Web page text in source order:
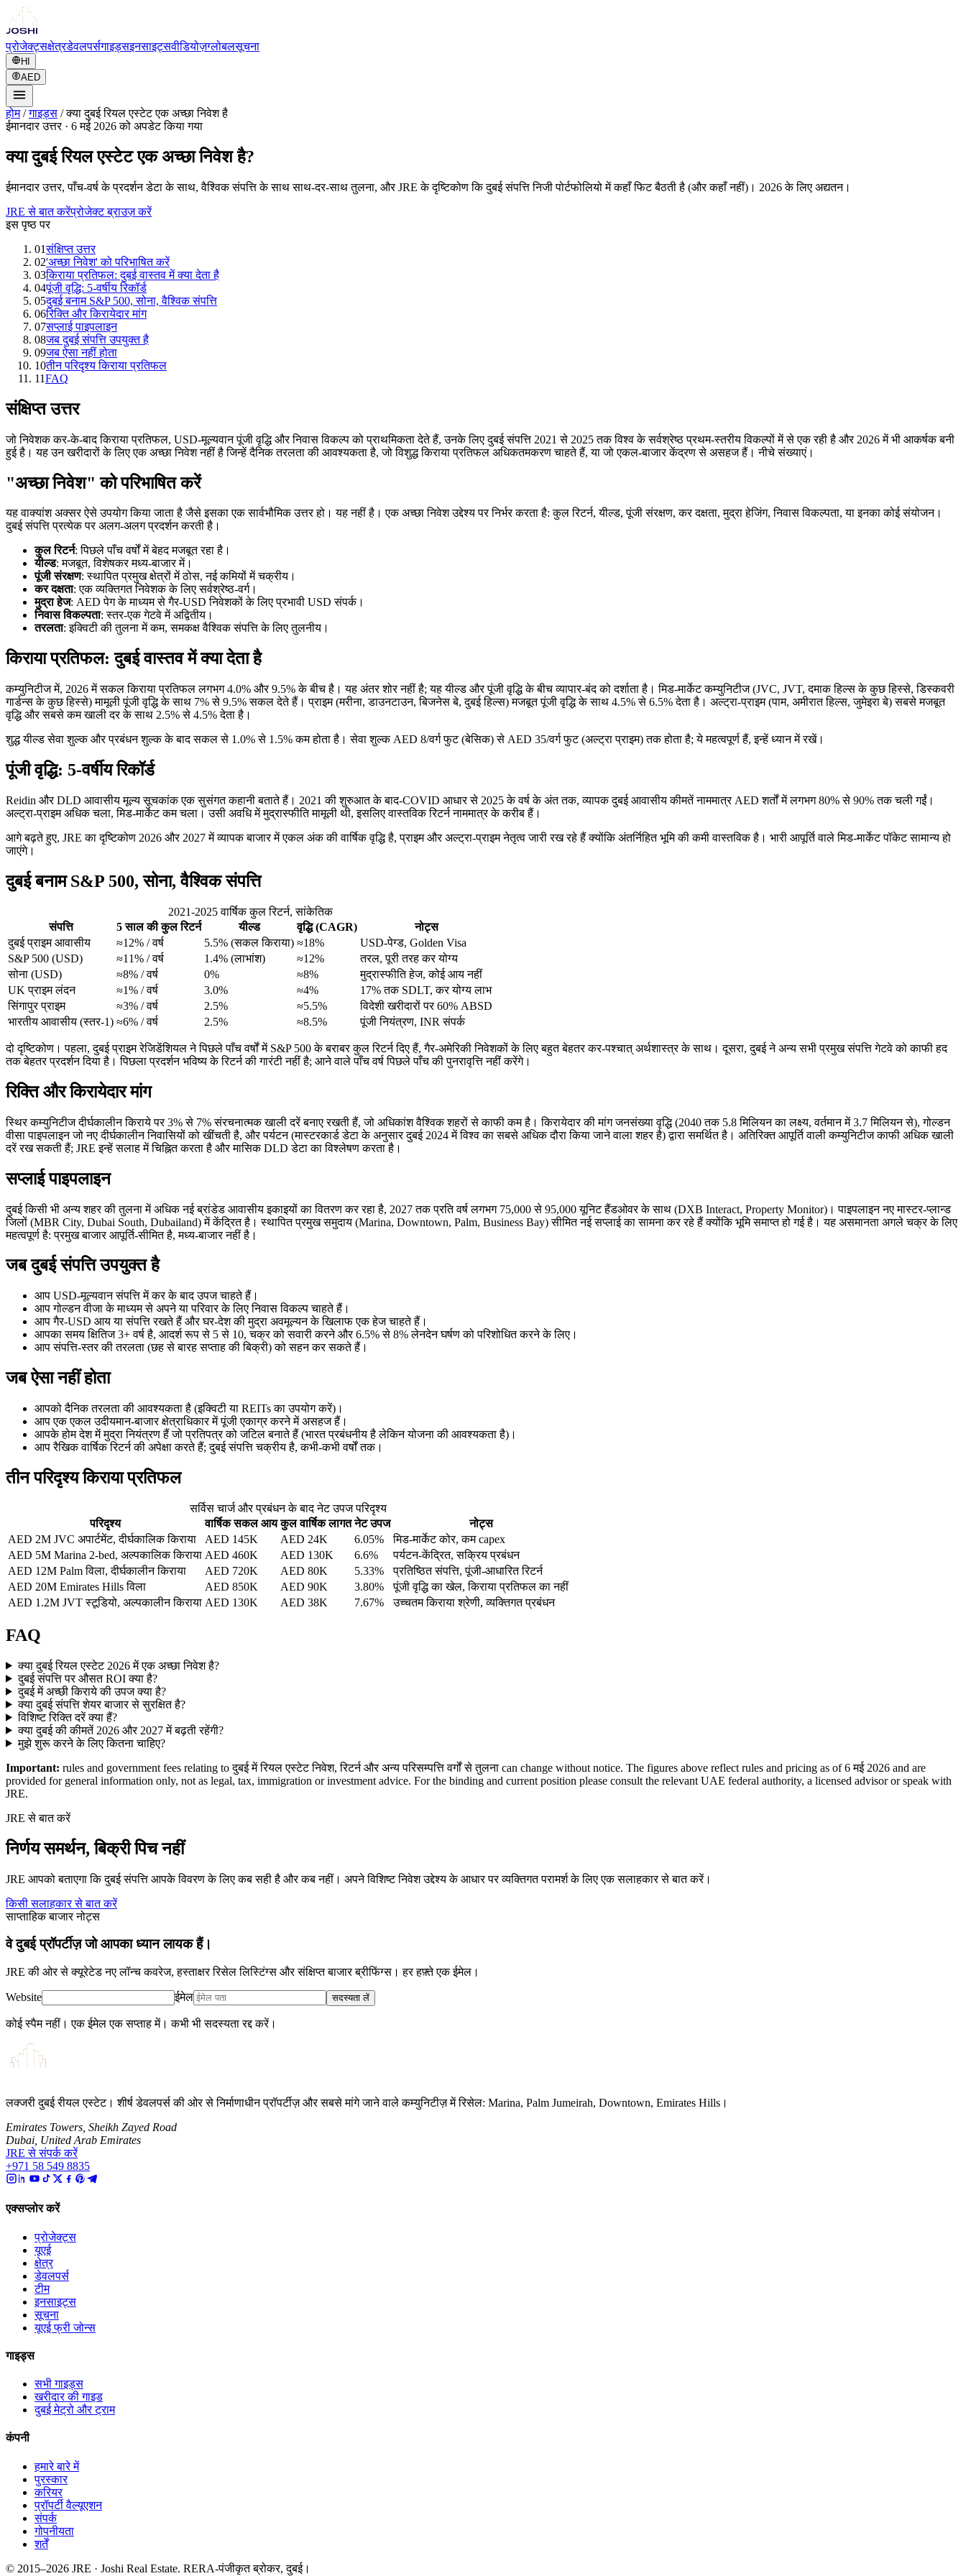
प्रोजेक्ट्सक्षेत्रडेवलपर्सगाइड्सइनसाइट्सवीडियोज़ग्लोबलसूचना
HI
AED
होम/ गाइड्स /क्या दुबई रियल एस्टेट एक अच्छा निवेश है
ईमानदार उत्तर· 6 मई 2026 को अपडेट किया गया
क्या दुबई रियल एस्टेट एक अच्छा निवेश है?
ईमानदार उत्तर, पाँच-वर्ष के प्रदर्शन डेटा के साथ, वैश्विक संपत्ति के साथ साथ-दर-साथ तुलना, और JRE के दृष्टिकोण कि दुबई संपत्ति निजी पोर्टफोलियो में कहाँ फिट बैठती है (और कहाँ नहीं)। 2026 के लिए अद्यतन।
JRE से बात करेंप्रोजेक्ट ब्राउज़ करें
इस पृष्ठ पर
01संक्षिप्त उत्तर
02'अच्छा निवेश' को परिभाषित करें
03किराया प्रतिफल: दुबई वास्तव में क्या देता है
04पूंजी वृद्धि: 5-वर्षीय रिकॉर्ड
05दुबई बनाम S&P 500, सोना, वैश्विक संपत्ति
06रिक्ति और किरायेदार मांग
07सप्लाई पाइपलाइन
08जब दुबई संपत्ति उपयुक्त है
09जब ऐसा नहीं होता
10तीन परिदृश्य किराया प्रतिफल
11FAQ
संक्षिप्त उत्तर
जो निवेशक कर-के-बाद किराया प्रतिफल, USD-मूल्यवान पूंजी वृद्धि और निवास विकल्प को प्राथमिकता देते हैं, उनके लिए दुबई संपत्ति 2021 से 2025 तक विश्व के सर्वश्रेष्ठ प्रथम-स्तरीय विकल्पों में से एक रही है और 2026 में भी आकर्षक बनी
हुई है। यह उन खरीदारों के लिए एक अच्छा निवेश नहीं है जिन्हें दैनिक तरलता की आवश्यकता है, जो विशुद्ध किराया प्रतिफल अधिकतमकरण चाहते हैं, या जो एकल-बाजार केंद्रण से असहज हैं। नीचे संख्याएं।
"अच्छा निवेश" को परिभाषित करें
यह वाक्यांश अक्सर ऐसे उपयोग किया जाता है जैसे इसका एक सार्वभौमिक उत्तर हो। यह नहीं है। एक अच्छा निवेश उद्देश्य पर निर्भर करता है: कुल रिटर्न, यील्ड, पूंजी संरक्षण, कर दक्षता, मुद्रा हेजिंग, निवास विकल्पता, या इनका कोई संयोजन।
दुबई संपत्ति प्रत्येक पर अलग-अलग प्रदर्शन करती है।
कुल रिटर्न: पिछले पाँच वर्षों में बेहद मजबूत रहा है।
यील्ड: मजबूत, विशेषकर मध्य-बाजार में।
पूंजी संरक्षण: स्थापित प्रमुख क्षेत्रों में ठोस, नई कमियों में चक्रीय।
कर दक्षता: एक व्यक्तिगत निवेशक के लिए सर्वश्रेष्ठ-वर्ग।
मुद्रा हेज: AED पेग के माध्यम से गैर-USD निवेशकों के लिए प्रभावी USD संपर्क।
निवास विकल्पता: स्तर-एक गेटवे में अद्वितीय।
तरलता: इक्विटी की तुलना में कम, समकक्ष वैश्विक संपत्ति के लिए तुलनीय।
किराया प्रतिफल: दुबई वास्तव में क्या देता है
कम्युनिटीज में, 2026 में सकल किराया प्रतिफल लगभग 4.0% और 9.5% के बीच है। यह अंतर शोर नहीं है; यह यील्ड और पूंजी वृद्धि के बीच व्यापार-बंद को दर्शाता है। मिड-मार्केट कम्युनिटीज (JVC, JVT, दमाक हिल्स के कुछ हिस्से, डिस्कवरी
गार्डन्स के कुछ हिस्से) मामूली पूंजी वृद्धि के साथ 7% से 9.5% सकल देते हैं। प्राइम (मरीना, डाउनटाउन, बिजनेस बे, दुबई हिल्स) मजबूत पूंजी वृद्धि के साथ 4.5% से 6.5% देता है। अल्ट्रा-प्राइम (पाम, अमीरात हिल्स, जुमेइरा बे) सबसे मजबूत
वृद्धि और सबसे कम खाली दर के साथ 2.5% से 4.5% देता है।
शुद्ध यील्ड सेवा शुल्क और प्रबंधन शुल्क के बाद सकल से 1.0% से 1.5% कम होता है। सेवा शुल्क AED 8/वर्ग फुट (बेसिक) से AED 35/वर्ग फुट (अल्ट्रा प्राइम) तक होता है; ये महत्वपूर्ण हैं, इन्हें ध्यान में रखें।
पूंजी वृद्धि: 5-वर्षीय रिकॉर्ड
Reidin और DLD आवासीय मूल्य सूचकांक एक सुसंगत कहानी बताते हैं। 2021 की शुरुआत के बाद-COVID आधार से 2025 के वर्ष के अंत तक, व्यापक दुबई आवासीय कीमतें नाममात्र AED शर्तों में लगभग 80% से 90% तक चली गईं।
अल्ट्रा-प्राइम अधिक चला, मिड-मार्केट कम चला। उसी अवधि में मुद्रास्फीति मामूली थी, इसलिए वास्तविक रिटर्न नाममात्र के करीब हैं।
आगे बढ़ते हुए, JRE का दृष्टिकोण 2026 और 2027 में व्यापक बाजार में एकल अंक की वार्षिक वृद्धि है, प्राइम और अल्ट्रा-प्राइम नेतृत्व जारी रख रहे हैं क्योंकि अंतर्निहित भूमि की कमी वास्तविक है। भारी आपूर्ति वाले मिड-मार्केट पॉकेट सामान्य हो
जाएंगे।
दुबई बनाम S&P 500, सोना, वैश्विक संपत्ति
2021-2025 वार्षिक कुल रिटर्न, सांकेतिक
संपत्ति
5 साल की कुल रिटर्न यील्ड वृद्धि (CAGR)
नोट्स
दुबई प्राइम आवासीय
≈12% / वर्ष 5.5% (सकल किराया) ≈18%
USD-पेग्ड, Golden Visa
S&P 500 (USD)
≈11% / वर्ष 1.4% (लाभांश) ≈12%
तरल, पूरी तरह कर योग्य
सोना (USD)
≈8% / वर्ष 0% ≈8%
मुद्रास्फीति हेज, कोई आय नहीं
UK प्राइम लंदन
≈1% / वर्ष 3.0% ≈4%
17% तक SDLT, कर योग्य लाभ
सिंगापुर प्राइम
≈3% / वर्ष 2.5% ≈5.5%
विदेशी खरीदारों पर 60% ABSD
भारतीय आवासीय (स्तर-1) ≈6% / वर्ष 2.5% ≈8.5% पूंजी नियंत्रण, INR संपर्क
दो दृष्टिकोण। पहला, दुबई प्राइम रेजिडेंशियल ने पिछले पाँच वर्षों में S&P 500 के बराबर कुल रिटर्न दिए हैं, गैर-अमेरिकी निवेशकों के लिए बहुत बेहतर कर-पश्चात् अर्थशास्त्र के साथ। दूसरा, दुबई ने अन्य सभी प्रमुख संपत्ति गेटवे को काफी हद
तक बेहतर प्रदर्शन दिया है। पिछला प्रदर्शन भविष्य के रिटर्न की गारंटी नहीं है; आने वाले पाँच वर्ष पिछले पाँच की पुनरावृत्ति नहीं करेंगे।
रिक्ति और किरायेदार मांग
स्थिर कम्युनिटीज दीर्घकालीन किराये पर 3% से 7% संरचनात्मक खाली दरें बनाए रखती हैं, जो अधिकांश वैश्विक शहरों से काफी कम है। किरायेदार की मांग जनसंख्या वृद्धि (2040 तक 5.8 मिलियन का लक्ष्य, वर्तमान में 3.7 मिलियन से), गोल्डन
वीसा पाइपलाइन जो नए दीर्घकालीन निवासियों को खींचती है, और पर्यटन (मास्टरकार्ड डेटा के अनुसार दुबई 2024 में विश्व का सबसे अधिक दौरा किया जाने वाला शहर है) द्वारा समर्थित है। अतिरिक्त आपूर्ति वाली कम्युनिटीज काफी अधिक खाली
दरें रख सकती हैं; JRE इन्हें सलाह में चिह्नित करता है और मासिक DLD डेटा का विश्लेषण करता है।
सप्लाई पाइपलाइन
दुबई किसी भी अन्य शहर की तुलना में अधिक नई ब्रांडेड आवासीय इकाइयों का वितरण कर रहा है, 2027 तक प्रति वर्ष लगभग 75,000 से 95,000 यूनिट हैंडओवर के साथ (DXB Interact, Property Monitor)। पाइपलाइन नए मास्टर-प्लान्ड
जिलों (MBR City, Dubai South, Dubailand) में केंद्रित है। स्थापित प्रमुख समुदाय (Marina, Downtown, Palm, Business Bay) सीमित नई सप्लाई का सामना कर रहे हैं क्योंकि भूमि समाप्त हो गई है। यह असमानता अगले चक्र के लिए
महत्वपूर्ण है: प्रमुख बाजार आपूर्ति-सीमित है, मध्य-बाजार नहीं है।
जब दुबई संपत्ति उपयुक्त है
आप USD-मूल्यवान संपत्ति में कर के बाद उपज चाहते हैं।
आप गोल्डन वीजा के माध्यम से अपने या परिवार के लिए निवास विकल्प चाहते हैं।
आप गैर-USD आय या संपत्ति रखते हैं और घर-देश की मुद्रा अवमूल्यन के खिलाफ एक हेज चाहते हैं।
आपका समय क्षितिज 3+ वर्ष है, आदर्श रूप से 5 से 10, चक्र को सवारी करने और 6.5% से 8% लेनदेन घर्षण को परिशोधित करने के लिए।
आप संपत्ति-स्तर की तरलता (छह से बारह सप्ताह की बिक्री) को सहन कर सकते हैं।
जब ऐसा नहीं होता
आपको दैनिक तरलता की आवश्यकता है (इक्विटी या REITs का उपयोग करें)।
आप एक एकल उदीयमान-बाजार क्षेत्राधिकार में पूंजी एकाग्र करने में असहज हैं।
आपके होम देश में मुद्रा नियंत्रण हैं जो प्रतिपत्र को जटिल बनाते हैं (भारत प्रबंधनीय है लेकिन योजना की आवश्यकता है)।
आप रैखिक वार्षिक रिटर्न की अपेक्षा करते हैं; दुबई संपत्ति चक्रीय है, कभी-कभी वर्षों तक।
तीन परिदृश्य किराया प्रतिफल
सर्विस चार्ज और प्रबंधन के बाद नेट उपज परिदृश्य
परिदृश्य
वार्षिक सकल आय कुल वार्षिक लागत नेट उपज
नोट्स
AED 2M JVC अपार्टमेंट, दीर्घकालिक किराया
AED 145K AED 24K 6.05%
मिड-मार्केट कोर, कम capex
AED 5M Marina 2-bed, अल्पकालिक किराया AED 460K AED 130K 6.6%
पर्यटन-केंद्रित, सक्रिय प्रबंधन
AED 12M Palm विला, दीर्घकालीन किराया
AED 720K AED 80K 5.33%
प्रतिष्ठित संपत्ति, पूंजी-आधारित रिटर्न
AED 20M Emirates Hills विला
AED 850K AED 90K 3.80%
पूंजी वृद्धि का खेल, किराया प्रतिफल का नहीं
AED 1.2M JVT स्टूडियो, अल्पकालीन किराया AED 130K AED 38K 7.67% उच्चतम किराया श्रेणी, व्यक्तिगत प्रबंधन
FAQ
क्या दुबई रियल एस्टेट 2026 में एक अच्छा निवेश है?
दुबई संपत्ति पर औसत ROI क्या है?
दुबई में अच्छी किराये की उपज क्या है?
क्या दुबई संपत्ति शेयर बाजार से सुरक्षित है?
विशिष्ट रिक्ति दरें क्या हैं?
क्या दुबई की कीमतें 2026 और 2027 में बढ़ती रहेंगी?
मुझे शुरू करने के लिए कितना चाहिए?
Important: rules and government fees relating to दुबई में रियल एस्टेट निवेश, रिटर्न और अन्य परिसम्पत्ति वर्गों से तुलना can change without notice. The figures above reflect rules and pricing as of 6 मई 2026 and are
provided for general information only, not as legal, tax, immigration or investment advice. For the binding and current position please consult the relevant UAE federal authority, a licensed advisor or speak with
JRE.
JRE से बात करें
निर्णय समर्थन, बिक्री पिच नहीं
JRE आपको बताएगा कि दुबई संपत्ति आपके विवरण के लिए कब सही है और कब नहीं। अपने विशिष्ट निवेश उद्देश्य के आधार पर व्यक्तिगत परामर्श के लिए एक सलाहकार से बात करें।
किसी सलाहकार से बात करें
साप्ताहिक बाजार नोट्स
वे दुबई प्रॉपर्टीज़ जो आपका ध्यान लायक हैं।
JRE की ओर से क्यूरेटेड नए लॉन्च कवरेज, हस्ताक्षर रिसेल लिस्टिंग्स और संक्षिप्त बाजार ब्रीफिंग्स। हर हफ़्ते एक ईमेल।
Website ईमेल सदस्यता लें
कोई स्पैम नहीं। एक ईमेल एक सप्ताह में। कभी भी सदस्यता रद्द करें।
लक्जरी दुबई रीयल एस्टेट। शीर्ष डेवलपर्स की ओर से निर्माणाधीन प्रॉपर्टीज़ और सबसे मांगे जाने वाले कम्युनिटीज़ में रिसेल: Marina, Palm Jumeirah, Downtown, Emirates Hills।
Emirates Towers, Sheikh Zayed Road
Dubai, United Arab Emirates
JRE से संपर्क करें
+971 58 549 8835
एक्सप्लोर करें
प्रोजेक्ट्स
यूएई
क्षेत्र
डेवलपर्स
टीम
इनसाइट्स
सूचना
यूएई फ्री जोन्स
गाइड्स
सभी गाइड्स
खरीदार की गाइड
दुबई मेट्रो और ट्राम
कंपनी
हमारे बारे में
पुरस्कार
करियर
प्रॉपर्टी वैल्यूएशन
संपर्क
गोपनीयता
शर्तें
© 2015–2026 JRE · Joshi Real Estate. RERA-पंजीकृत ब्रोकर, दुबई।